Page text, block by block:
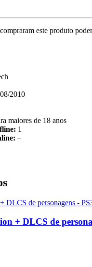
este produto
2010
maiores de 18 anos
1
–
+ DLCS de